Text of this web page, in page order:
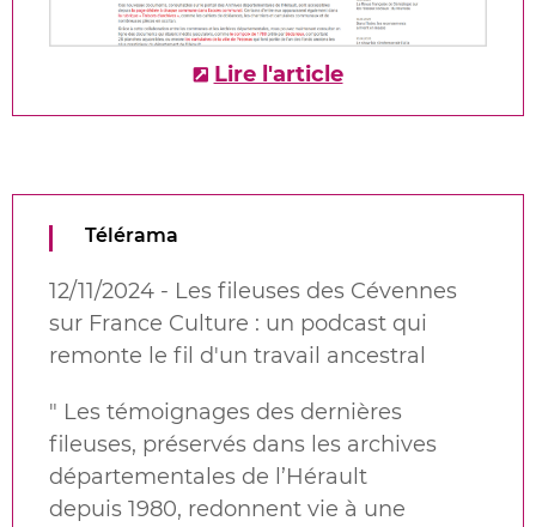
Lire l'article
Télérama
12/11/2024 - Les fileuses des Cévennes
sur France Culture : un podcast qui
remonte le fil d'un travail ancestral
" Les témoignages des dernières
fileuses, préservés dans les archives
départementales de l’Hérault
depuis 1980, redonnent vie à une